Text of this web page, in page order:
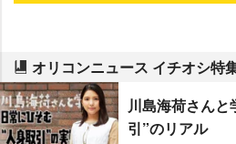
オリコンニュース イチオシ特
川島海荷さんと
引”のリアル